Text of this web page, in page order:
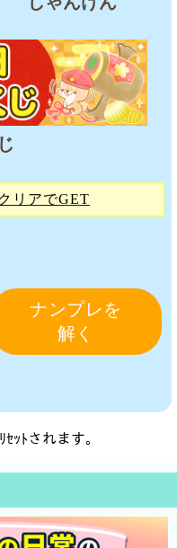
リアでGET
ナンプレを
解く
ｯﾄされます。